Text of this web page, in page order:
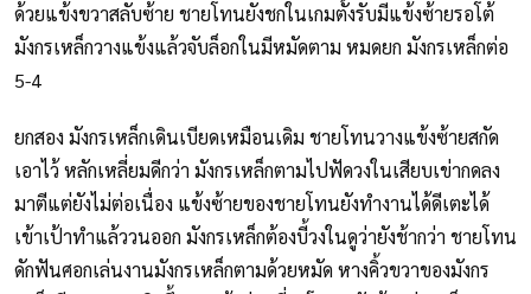
ด้วยแข้งขวาสลับซ้าย ชายโทนยังชกในเกมตั้งรับมีแข้งซ้ายรอโต้
มังกรเหล็กวางแข้งแล้วจับล็อกในมีหมัดตาม หมดยก มังกรเหล็กต่อ
5-4
ยกสอง มังกรเหล็กเดินเบียดเหมือนเดิม ชายโทนวางแข้งซ้ายสกัด
เอาไว้ หลักเหลี่ยมดีกว่า มังกรเหล็กตามไปฟัดวงในเสียบเข่ากดลง
มาตีแต่ยังไม่ต่อเนื่อง แข้งซ้ายของชายโทนยังทำงานได้ดีเตะได้
เข้าเป้าทำแล้ววนออก มังกรเหล็กต้องบี้วงในดูว่ายังช้ากว่า ชายโทน
ดักฟันศอกเล่นงานมังกรเหล็กตามด้วยหมัด หางคิ้วขวาของมังกร